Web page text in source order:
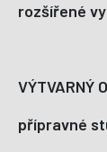
VÝTVARNÝ